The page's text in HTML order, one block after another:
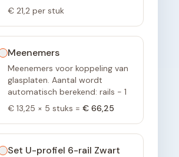
€ 21,2 per stuk
Meenemers
Meenemers voor koppeling van
glasplaten. Aantal wordt
automatisch berekend: rails - 1
€ 13,25 × 5 stuks = € 66,25
Set U-profiel 6-rail Zwart